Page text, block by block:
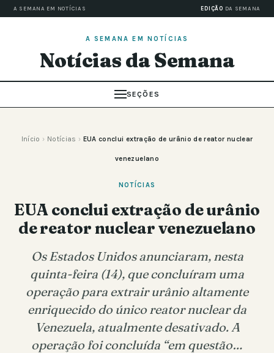
A SEMANA EM NOTÍCIAS EDIÇÃO DA SEMANA
A SEMANA EM NOTÍCIAS
Notícias da Semana
SEÇÕES
Início › Notícias › EUA conclui extração de urânio de reator nuclear
venezuelano
NOTÍCIAS
EUA conclui extração de urânio
de reator nuclear venezuelano
Os Estados Unidos anunciaram, nesta
quinta-feira (14), que concluíram uma
operação para extrair urânio altamente
enriquecido do único reator nuclear da
Venezuela, atualmente desativado. A
operação foi concluída “em questão…